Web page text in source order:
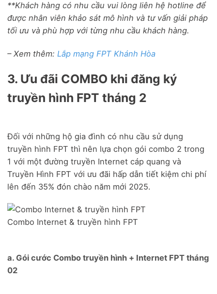
**Khách hàng có nhu cầu vui lòng liên hệ hotline để
được nhân viên khảo sát mô hình và tư vấn giải pháp
tối ưu và phù hợp với từng nhu cầu khách hàng.
– Xem thêm: Lắp mạng FPT Khánh Hòa
3. Ưu đãi COMBO khi đăng ký
truyền hình FPT tháng 2
Đối với những hộ gia đình có nhu cầu sử dụng
truyền hình FPT thì nên lựa chọn gói combo 2 trong
1 với một đường truyền Internet cáp quang và
Truyền Hình FPT với ưu đãi hấp dẫn tiết kiệm chi phí
lên đến 35% đón chào năm mới 2025.
Combo Internet & truyền hình FPT
a. Gói cước Combo truyền hình + Internet FPT tháng
02